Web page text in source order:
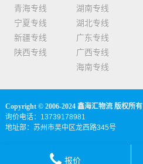
青海专线
宁夏专线
新疆专线
陕西专线
湖南专线
湖北专线
广东专线
广西专线
海南专线
Copyright © 2006-2024 鑫海汇物流 版权所有
询价电话：13739178981
地址部：苏州市吴中区龙西路345号
报价